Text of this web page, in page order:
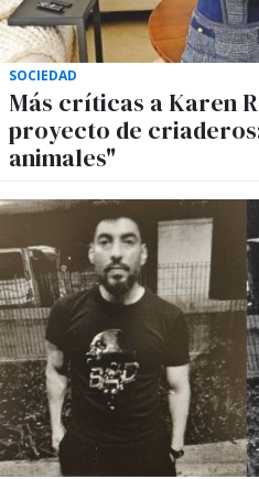
SOCIEDAD
Más críticas a Karen
proyecto de
animales"